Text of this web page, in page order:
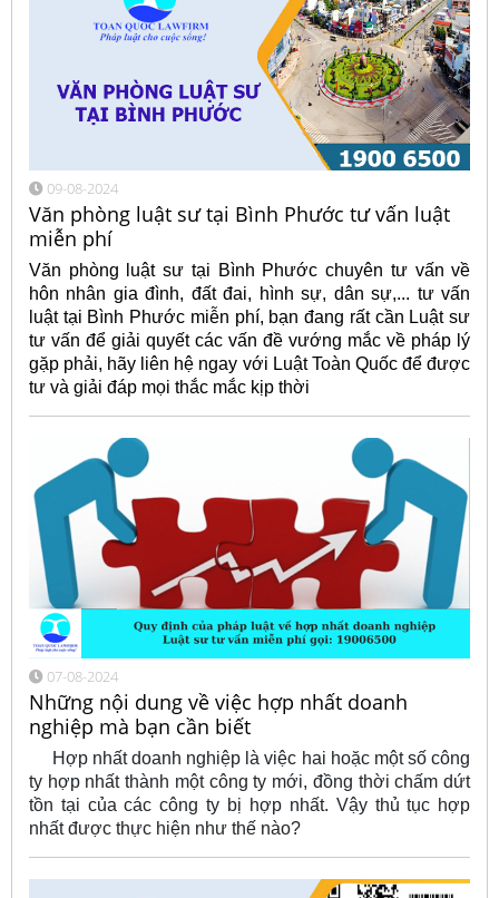
09-08-2024
Văn phòng luật sư tại Bình Phước tư vấn luật
miễn phí
Văn phòng luật sư tại Bình Phước chuyên tư vấn về
hôn nhân gia đình, đất đai, hình sự, dân sự,... tư vấn
luật tại Bình Phước miễn phí, bạn đang rất cần Luật sư
tư vấn để giải quyết các vấn đề vướng mắc về pháp lý
gặp phải, hãy liên hệ ngay với Luật Toàn Quốc để được
tư và giải đáp mọi thắc mắc kịp thời
07-08-2024
Những nội dung về việc hợp nhất doanh
nghiệp mà bạn cần biết
Hợp nhất doanh nghiệp là việc hai hoặc một số công
ty hợp nhất thành một công ty mới, đồng thời chấm dứt
tồn tại của các công ty bị hợp nhất. Vậy thủ tục hợp
nhất được thực hiện như thế nào?